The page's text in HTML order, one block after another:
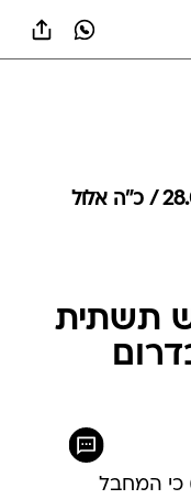
מבזקי חדשות - יום שבת 28.09.2024 / כ״ה אלול
תשתית
כי המחבל